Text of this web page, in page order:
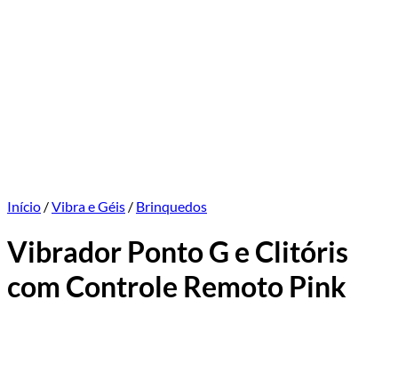
Início /Vibra e Géis / Brinquedos
Vibrador Ponto G e Clitóris
com Controle Remoto Pink